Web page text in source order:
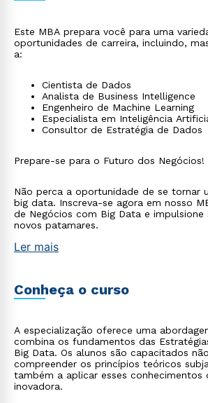
Este MBA prepara você para uma
oportunidades de carreira, incluindo,
a:
Cientista de Dados
Analista de Business Intelligence
Engenheiro de Machine Learning
Especialista em Inteligência
Consultor de Estratégia de Dados
Prepare-se para o Futuro dos Negócios!
Não perca a oportunidade de se tornar
big data. Inscreva-se agora em nosso
de Negócios com Big Data e impulsione
novos patamares.
Ler mais
Conheça o curso
A especialização oferece uma
combina os fundamentos das
Big Data. Os alunos são capacitados
compreender os princípios teóricos
também a aplicar esses
inovadora.